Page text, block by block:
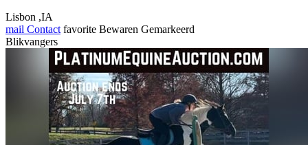
Lisbon ,IA
mail Contact favorite Bewaren Gemarkeerd
Blikvangers